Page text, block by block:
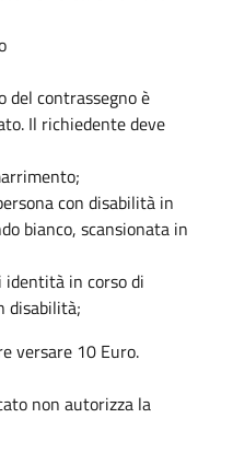
del contrassegno è
Il richiedente deve
con disabilità in
bianco, scansionata in
identità in corso di
disabilità;
versare 10 Euro.
non autorizza la